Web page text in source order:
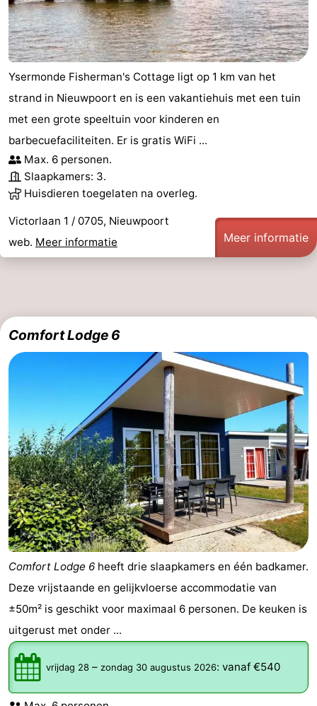
Ysermonde Fisherman's Cottage ligt op 1 km van het
strand in Nieuwpoort en is een vakantiehuis met een tuin
met een grote speeltuin voor kinderen en
barbecuefaciliteiten. Er is gratis WiFi ...
Max. 6 personen.
Slaapkamers: 3.
Huisdieren toegelaten na overleg.
Victorlaan 1 / 0705, Nieuwpoort
web. Meer informatie Meer informatie
Comfort Lodge 6
Comfort Lodge 6 heeft drie slaapkamers en één badkamer.
Deze vrijstaande en gelijkvloerse accommodatie van
±50m² is geschikt voor maximaal 6 personen. De keuken is
uitgerust met onder ...
vrijdag 28 – zondag 30 augustus 2026: vanaf €540